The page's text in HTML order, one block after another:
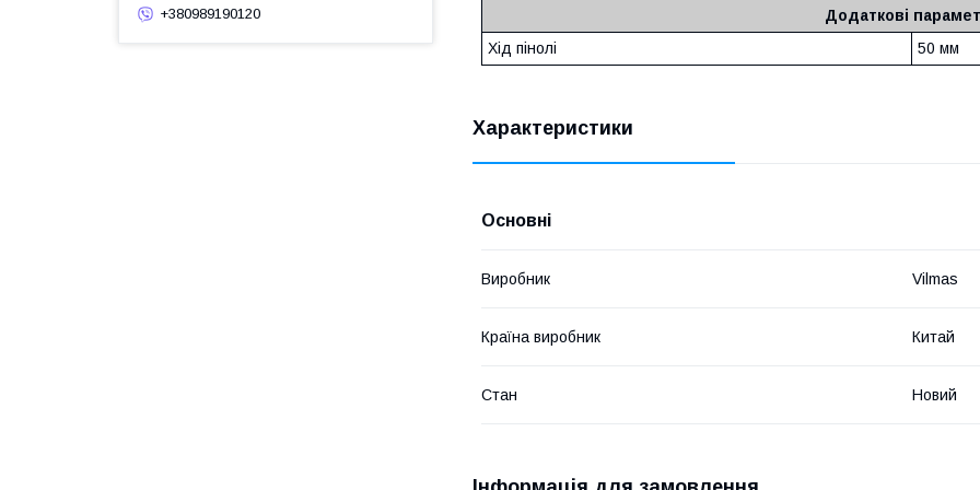
Додаткові
Хід пінолі
50 мм
Характеристики
Основні
Виробник Vilmas
Країна виробник Китай
Стан Новий
+380989190120